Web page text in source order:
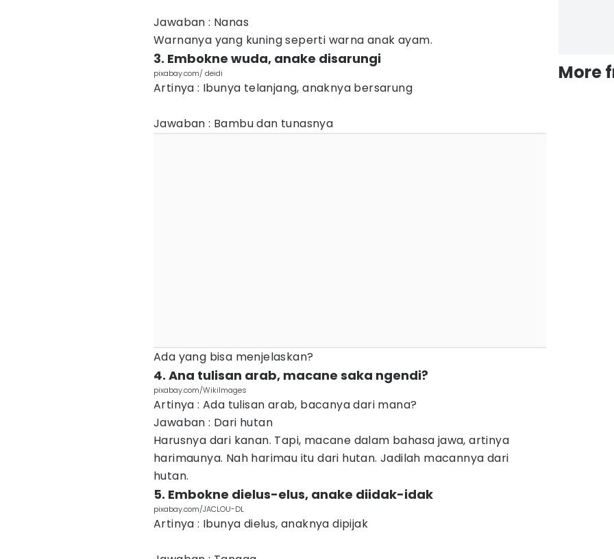
Jawaban : Nanas
Warnanya yang kuning seperti warna anak ayam.
3. Embokne wuda, anake disarungi
pixabay.com/ deidi
Artinya : Ibunya telanjang, anaknya bersarung
Jawaban : Bambu dan tunasnya
Ada yang bisa menjelaskan?
4. Ana tulisan arab, macane saka ngendi?
pixabay.com/WikiImages
Artinya : Ada tulisan arab, bacanya dari mana?
Jawaban : Dari hutan
Harusnya dari kanan. Tapi, macane dalam bahasa jawa, artinya
harimaunya. Nah harimau itu dari hutan. Jadilah macannya dari
hutan.
5. Embokne dielus-elus, anake diidak-idak
pixabay.com/JACLOU-DL
Artinya : Ibunya dielus, anaknya dipijak
More